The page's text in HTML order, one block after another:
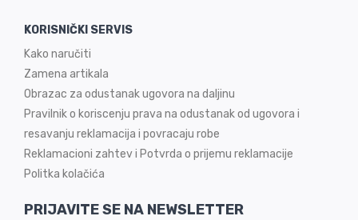
KORISNIČKI SERVIS
Kako naručiti
Zamena artikala
Obrazac za odustanak ugovora na daljinu
Pravilnik o koriscenju prava na odustanak od ugovora i
resavanju reklamacija i povracaju robe
Reklamacioni zahtev i Potvrda o prijemu reklamacije
Politka kolačića
PRIJAVITE SE NA NEWSLETTER